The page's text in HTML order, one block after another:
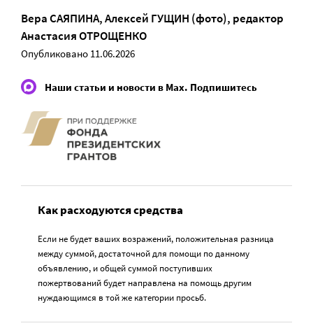
Вера САЯПИНА,Алексей ГУЩИН (фото), редактор
Анастасия ОТРОЩЕНКО
Опубликовано 11.06.2026
Наши статьи и новости в Max. Подпишитесь
Как расходуются средства
Если не будет ваших возражений, положительная разница
между суммой, достаточной для помощи по данному
объявлению, и общей суммой поступивших
пожертвований будет направлена на помощь другим
нуждающимся в той же категории просьб.